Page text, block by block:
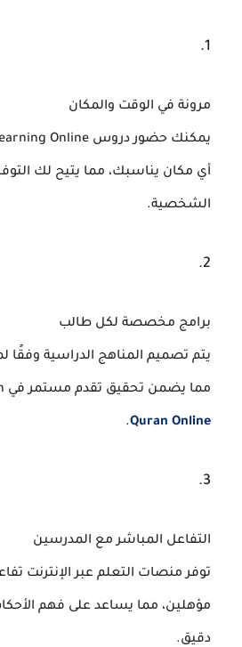
مرونة في الوقت والمكان
يمكنك حضور دروس Online
أي مكان يناسبك، مما يتيح لك
الشخصية.
برامج مخصصة لكل طالب
يتم تصميم المناهج الدراسية وفقًا
مما يضمن تحقيق تقدم مستمر في
Quran Online
.
التفاعل المباشر مع المدرسين
توفر منصات التعلم عبر الإنترنت
مؤهلين، مما يساعد على فهم
دقيق.